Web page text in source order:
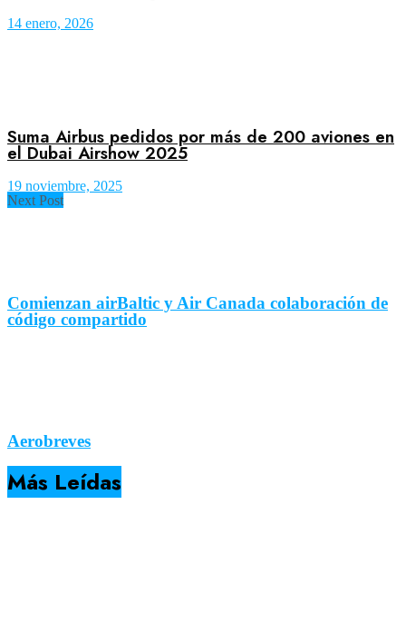
14 enero, 2026
Suma Airbus pedidos por más de 200 aviones en
el Dubai Airshow 2025
19 noviembre, 2025
Next Post
Comienzan airBaltic y Air Canada colaboración de
código compartido
Aerobreves
Más Leídas